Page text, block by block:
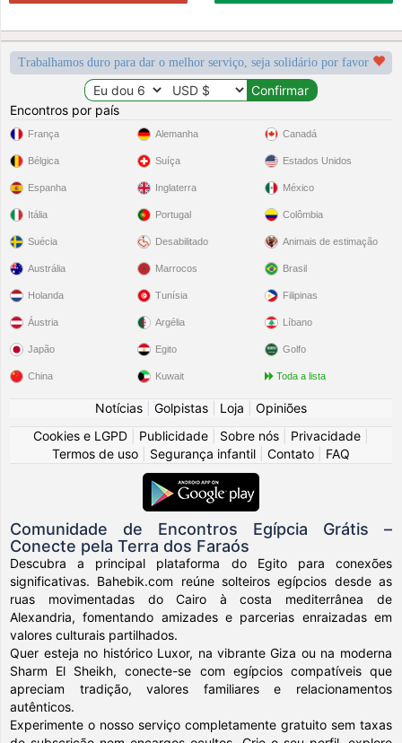
Trabalhamos duro para dar o melhor serviço, seja solidário por favor
Encontros por país
França
Bélgica
Espanha
Itália
Suécia
Alemanha
Suíça
Inglaterra
Portugal
Desabilitado
Canadá
Estados Unidos
México
Colômbia
Animais de estimação
Austrália
Holanda
Áustria
Japão
China
Marrocos
Tunísia
Argélia
Egito
Kuwait
Brasil
Filipinas
Líbano
Golfo
Toda a lista
Notícias Golpistas Loja
Opiniões
Cookies e LGPD
Publicidade Sobre nós Privacidade
Termos de uso
Segurança infantil Contato FAQ
Comunidade de Encontros Egípcia Grátis –
Conecte pela Terra dos Faraós
Descubra a principal plataforma do Egito para conexões
significativas. Bahebik.com reúne solteiros egípcios desde as
ruas movimentadas do Cairo à costa mediterrânea de
Alexandria, fomentando amizades e parcerias enraizadas em
valores culturais partilhados.
Quer esteja no histórico Luxor, na vibrante Giza ou na moderna
Sharm El Sheikh, conecte-se com egípcios compatíveis que
apreciam tradição, valores familiares e relacionamentos
autênticos.
Experimente o nosso serviço completamente gratuito sem taxas